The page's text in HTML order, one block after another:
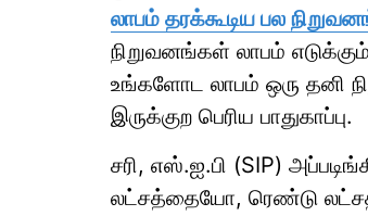
லாபம் தரக்கூடிய பல
நிறுவனங்கள் லாபம்
உங்களோட லாபம் ஒரு தனி
இருக்குற பெரிய பாதுகாப்பு.
சரி, எஸ்.ஐ.பி (SIP)
லட்சத்தையோ, ரெண்டு